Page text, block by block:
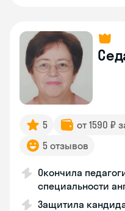
5 от 1590 ₽
5 отзывов
Окончила
специальности
Защитила